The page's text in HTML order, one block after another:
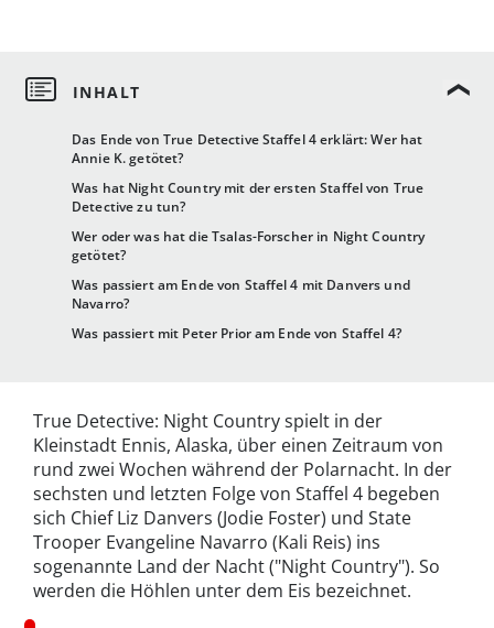
Das Ende von True Detective Staffel 4 erklärt: Wer hat
Annie K. getötet?
Was hat Night Country mit der ersten Staffel von True
Detective zu tun?
Wer oder was hat die Tsalas-Forscher in Night Country
getötet?
Was passiert am Ende von Staffel 4 mit Danvers und
Navarro?
Was passiert mit Peter Prior am Ende von Staffel 4?
True Detective: Night Country spielt in der
Kleinstadt Ennis, Alaska, über einen Zeitraum von
rund zwei Wochen während der Polarnacht. In der
sechsten und letzten Folge von Staffel 4 begeben
sich Chief Liz Danvers (Jodie Foster) und State
Trooper Evangeline Navarro (Kali Reis) ins
sogenannte Land der Nacht ("Night Country"). So
werden die Höhlen unter dem Eis bezeichnet.